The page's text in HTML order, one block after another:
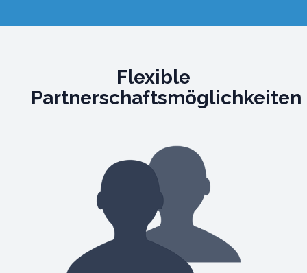
Flexible
Partnerschaftsmöglichkeiten